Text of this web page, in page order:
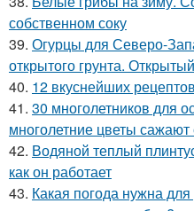
собственном соку
39. Огурцы для Северо-
открытого грунта.
40. 12 вкуснейших
41. 30 многолетников для
многолетние цветы
42. Водяной теплый
как он работает
43. Какая погода нужна